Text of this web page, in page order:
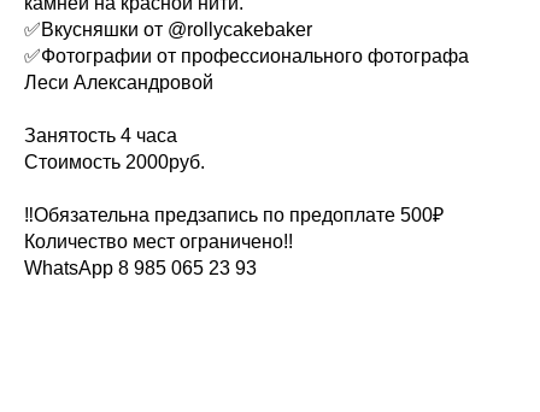
✅Вкусняшки от @rollycakebaker
✅Фотографии от профессионального фотографа
Леси Александровой
Занятость 4 часа
Стоимость 2000руб.
‼Обязательна предзапись по предоплате 500₽
Количество мест ограничено!!
WhatsApp 8 985 065 23 93